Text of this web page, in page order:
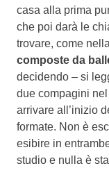
casa alla prima
che poi darà le
trovare, come
composte da
decidendo – si
due compagini
arrivare all’inizio
formate. Non è
esibire in
studio e nulla è